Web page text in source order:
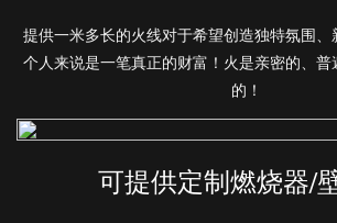
提供一米多长的火线对于希望创造独特氛围
个人来说是一笔真正的财富！火是亲密的、普
的！
可提供定制燃烧器/壁